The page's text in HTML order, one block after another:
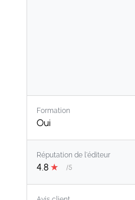
Formation
Oui
Réputation de l'éditeur
4.8 ★ /5